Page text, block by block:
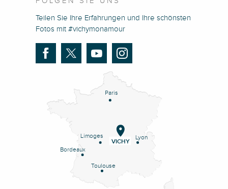
Teilen Sie Ihre Erfahrungen und Ihre schönsten
Fotos mit #vichymonamour
Paris
Lyon
Limoges
Bordeaux
Toulouse
VICHY